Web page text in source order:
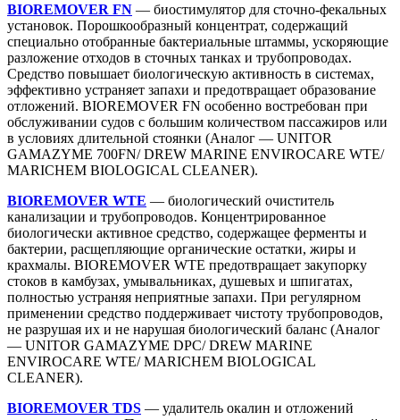
BIOREMOVER FN — биостимулятор для сточно-фекальных
установок. Порошкообразный концентрат, содержащий
специально отобранные бактериальные штаммы, ускоряющие
разложение отходов в сточных танках и трубопроводах.
Средство повышает биологическую активность в системах,
эффективно устраняет запахи и предотвращает образование
отложений. BIOREMOVER FN особенно востребован при
обслуживании судов с большим количеством пассажиров или
в условиях длительной стоянки (Аналог — UNITOR
GAMAZYME 700FN/ DREW MARINE ENVIROCARE WTE/
MARICHEM BIOLOGICAL CLEANER).
BIOREMOVER WTE — биологический очиститель
канализации и трубопроводов. Концентрированное
биологически активное средство, содержащее ферменты и
бактерии, расщепляющие органические остатки, жиры и
крахмалы. BIOREMOVER WTE предотвращает закупорку
стоков в камбузах, умывальниках, душевых и шпигатах,
полностью устраняя неприятные запахи. При регулярном
применении средство поддерживает чистоту трубопроводов,
не разрушая их и не нарушая биологический баланс (Аналог
— UNITOR GAMAZYME DPC/ DREW MARINE
ENVIROCARE WTE/ MARICHEM BIOLOGICAL
CLEANER).
BIOREMOVER TDS — удалитель окалин и отложений